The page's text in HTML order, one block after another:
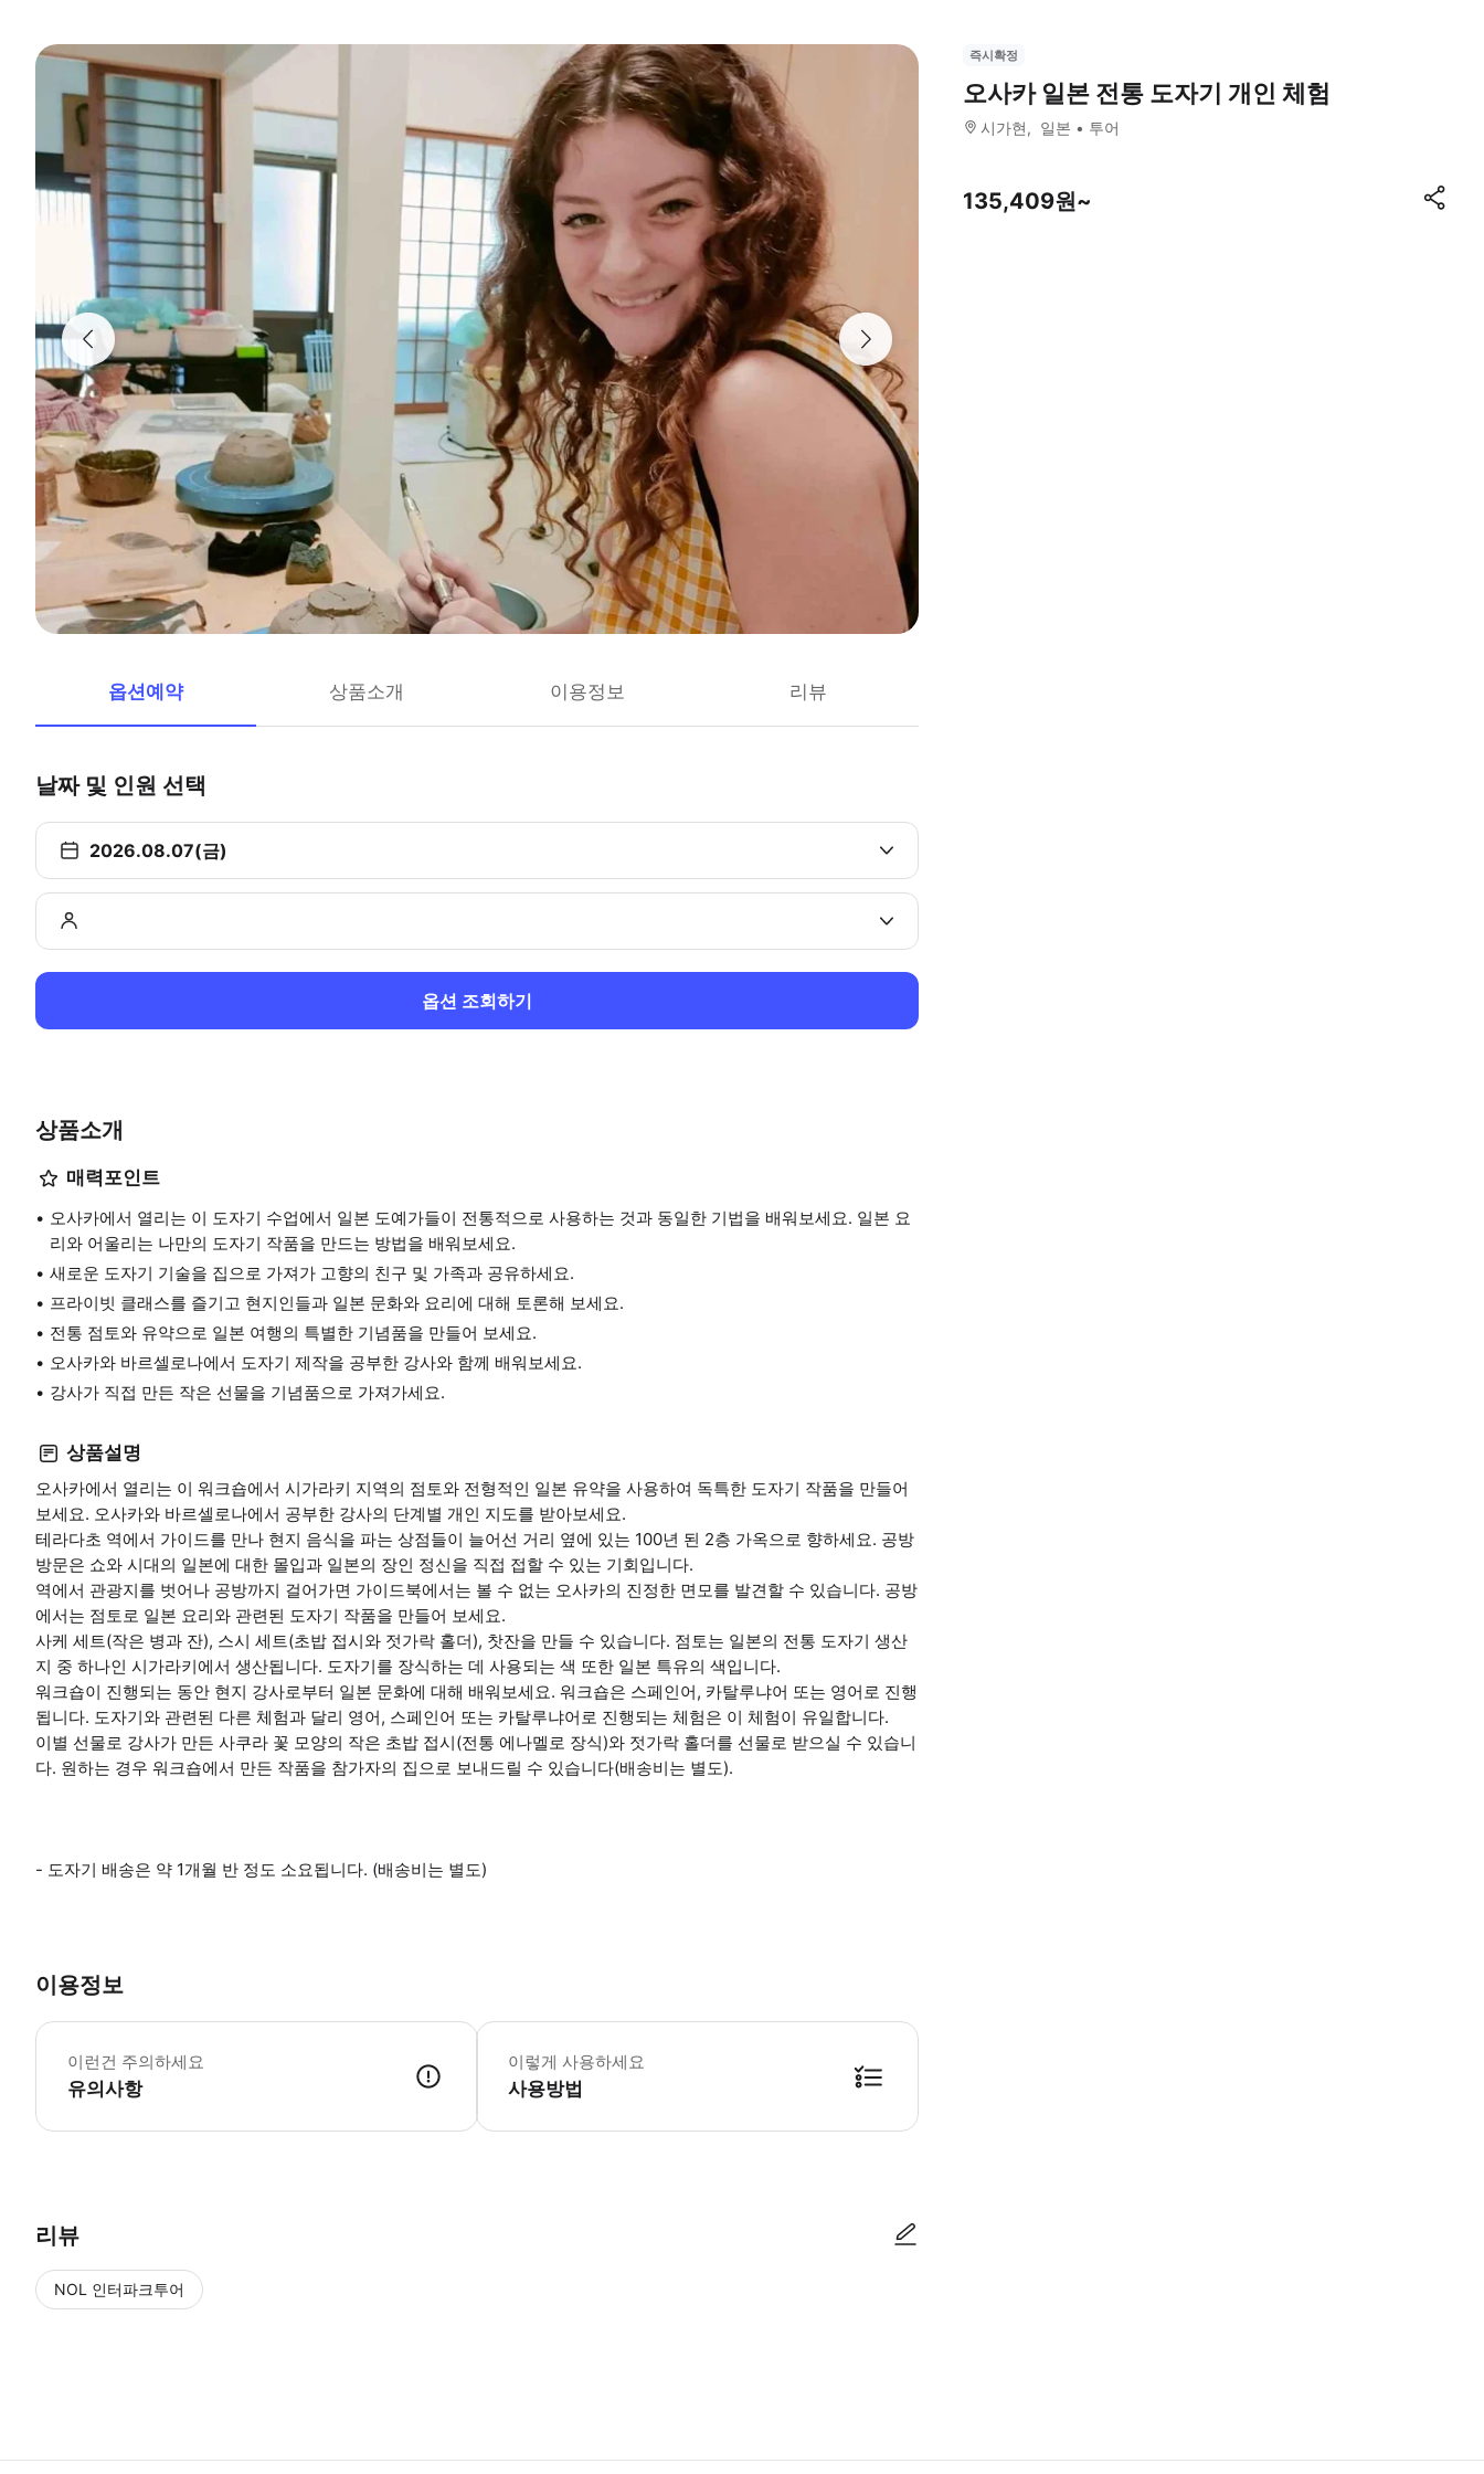
옵션예약 상품소개 이용정보 리뷰
날짜 및 인원 선택
2026.08.07(금)
옵션 조회하기
상품소개
매력포인트
오사카에서 열리는 이 도자기 수업에서 일본 도예가들이 전통적으로 사용하는 것과 동일한 기법을 배워보세요. 일본 요
리와 어울리는 나만의 도자기 작품을 만드는 방법을 배워보세요.
새로운 도자기 기술을 집으로 가져가 고향의 친구 및 가족과 공유하세요.
프라이빗 클래스를 즐기고 현지인들과 일본 문화와 요리에 대해 토론해 보세요.
전통 점토와 유약으로 일본 여행의 특별한 기념품을 만들어 보세요.
오사카와 바르셀로나에서 도자기 제작을 공부한 강사와 함께 배워보세요.
강사가 직접 만든 작은 선물을 기념품으로 가져가세요.
상품설명
오사카에서 열리는 이 워크숍에서 시가라키 지역의 점토와 전형적인 일본 유약을 사용하여 독특한 도자기 작품을 만들어
보세요. 오사카와 바르셀로나에서 공부한 강사의 단계별 개인 지도를 받아보세요.
테라다초 역에서 가이드를 만나 현지 음식을 파는 상점들이 늘어선 거리 옆에 있는 100년 된 2층 가옥으로 향하세요. 공방
방문은 쇼와 시대의 일본에 대한 몰입과 일본의 장인 정신을 직접 접할 수 있는 기회입니다.
역에서 관광지를 벗어나 공방까지 걸어가면 가이드북에서는 볼 수 없는 오사카의 진정한 면모를 발견할 수 있습니다. 공방
에서는 점토로 일본 요리와 관련된 도자기 작품을 만들어 보세요.
사케 세트(작은 병과 잔), 스시 세트(초밥 접시와 젓가락 홀더), 찻잔을 만들 수 있습니다. 점토는 일본의 전통 도자기 생산
지 중 하나인 시가라키에서 생산됩니다. 도자기를 장식하는 데 사용되는 색 또한 일본 특유의 색입니다.
워크숍이 진행되는 동안 현지 강사로부터 일본 문화에 대해 배워보세요. 워크숍은 스페인어, 카탈루냐어 또는 영어로 진행
됩니다. 도자기와 관련된 다른 체험과 달리 영어, 스페인어 또는 카탈루냐어로 진행되는 체험은 이 체험이 유일합니다.
이별 선물로 강사가 만든 사쿠라 꽃 모양의 작은 초밥 접시(전통 에나멜로 장식)와 젓가락 홀더를 선물로 받으실 수 있습니
다. 원하는 경우 워크숍에서 만든 작품을 참가자의 집으로 보내드릴 수 있습니다(배송비는 별도).
- 도자기 배송은 약 1개월 반 정도 소요됩니다. (배송비는 별도)
이용정보
이런건 주의하세요
유의사항
이 체험에는 다음 세트 중 하나에 대한 설명과 제작이 포함됩니다: 사케 세트(작은 병과 잔) 스시 세트(스시 접시 및 젓가락 홀더) 찻잔 세트 - 도자기 배송
이렇게 사용하세요
사용방법
리뷰
NOL 인터파크투어
즉시확정
오사카 일본 전통 도자기 개인 체험
시가현 일본 투어
135,409원~